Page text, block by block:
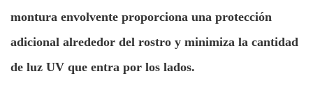
montura envolvente proporciona una protección
adicional alrededor del rostro y minimiza la cantidad
de luz UV que entra por los lados.